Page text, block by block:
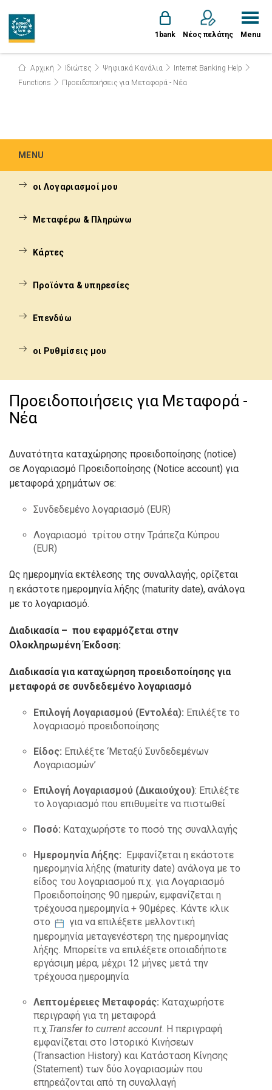
1bank Νέος πελάτης Menu
Αρχική Ιδιώτες Ψηφιακά Κανάλια
Internet Banking Help
Functions
Προειδοποιήσεις για Μεταφορά - Νέα
MENU
οι Λογαριασμοί μου
Μεταφέρω & Πληρώνω
Κάρτες
Προϊόντα & υπηρεσίες
Επενδύω
οι Ρυθμίσεις μου
Προειδοποιήσεις για Μεταφορά -
Νέα
Δυνατότητα καταχώρησης προειδοποίησης (notice)
σε Λογαριασμό Προειδοποίησης (Notice account) για
μεταφορά χρημάτων σε:
Συνδεδεμένο λογαριασμό (EUR)
Λογαριασμό τρίτου στην Τράπεζα Κύπρου
(EUR)
Ως ημερομηνία εκτέλεσης της συναλλαγής, ορίζεται
η εκάστοτε ημερομηνία λήξης (maturity date), ανάλογα
με το λογαριασμό.
Διαδικασία – που εφαρμόζεται στην
Ολοκληρωμένη Έκδοση:
Διαδικασία για καταχώρηση προειδοποίησης για
μεταφορά σε συνδεδεμένο λογαριασμό
Επιλογή Λογαριασμού (Εντολέα): Επιλέξτε το
λογαριασμό προειδοποίησης
Είδος: Επιλέξτε ‘Μεταξύ Συνδεδεμένων
Λογαριασμών’
Επιλογή Λογαριασμού (Δικαιούχου): Επιλέξτε
το λογαριασμό που επιθυμείτε να πιστωθεί
Ποσό: Καταχωρήστε το ποσό της συναλλαγής
Ημερομηνία Λήξης: Εμφανίζεται η εκάστοτε
ημερομηνία λήξης (maturity date) ανάλογα με το
είδος του λογαριασμού π.χ. για Λογαριασμό
Προειδοποίησης 90 ημερών, εμφανίζεται η
τρέχουσα ημερομηνία + 90μέρες. Κάντε κλικ
στο
για να επιλέξετε μελλοντική
ημερομηνία μεταγενέστερη της ημερομηνίας
λήξης. Μπορείτε να επιλέξετε οποιαδήποτε
εργάσιμη μέρα, μέχρι 12 μήνες μετά την
τρέχουσα ημερομηνία
Λεπτομέρειες Μεταφοράς: Kαταχωρήστε
περιγραφή για τη μεταφορά
π.χ.Transfer to current account. Η περιγραφή
εμφανίζεται στο Ιστορικό Κινήσεων
(Transaction History) και Κατάσταση Κίνησης
(Statement) των δύο λογαριασμών που
επηρεάζονται από τη συναλλαγή